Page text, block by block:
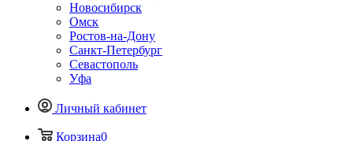
Новосибирск
Омск
Ростов-на-Дону
Санкт-Петербург
Севастополь
Уфа
Личный кабинет
Корзина0